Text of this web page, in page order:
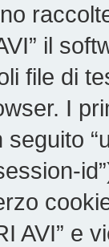
il
file di
I
AVI” e